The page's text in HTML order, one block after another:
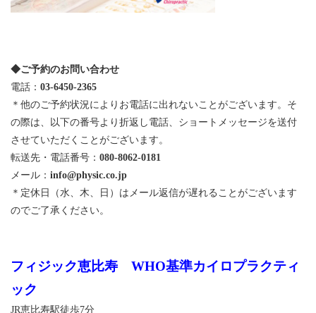
◆ご予約のお問い合わせ
電話： 03-6450-2365
＊他のご予約状況によりお電話に出れないことがございます。そ
の際は、以下の番号より折返し電話、ショートメッセージを送付
させていただくことがございます。
転送先・電話番号： 080-8062-0181
メール： info@physic.co.jp
＊定休日（水、木、日）はメール返信が遅れることがございます
のでご了承ください。
フィジック恵比寿 WHO基準カイロプラクティ
ック
JR恵比寿駅徒歩7分